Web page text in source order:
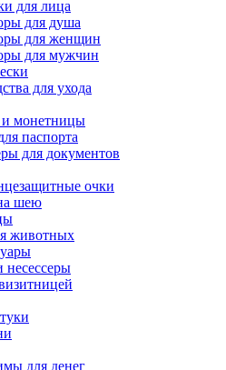
для лица
для душа
для женщин
для мужчин
для ухода
монетницы
паспорта
для документов
очки
шею
животных
несессеры
для денег